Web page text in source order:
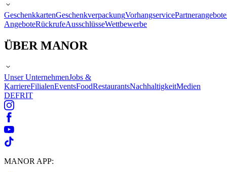
GeschenkkartenGeschenkverpackungVorhangservicePartnerangebote
AngeboteRückrufeAusschlüsseWettbewerbe
ÜBER MANOR
Unser UnternehmenJobs &
KarriereFilialenEventsFoodRestaurantsNachhaltigkeitMedien
DEFRIT
MANOR APP: